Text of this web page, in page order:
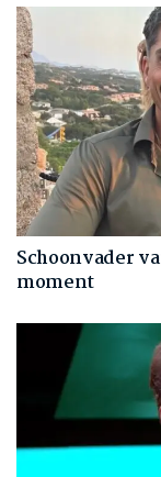
Schoonvader
moment